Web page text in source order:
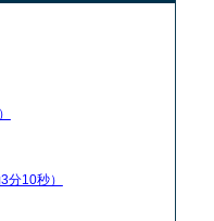
3分10秒）